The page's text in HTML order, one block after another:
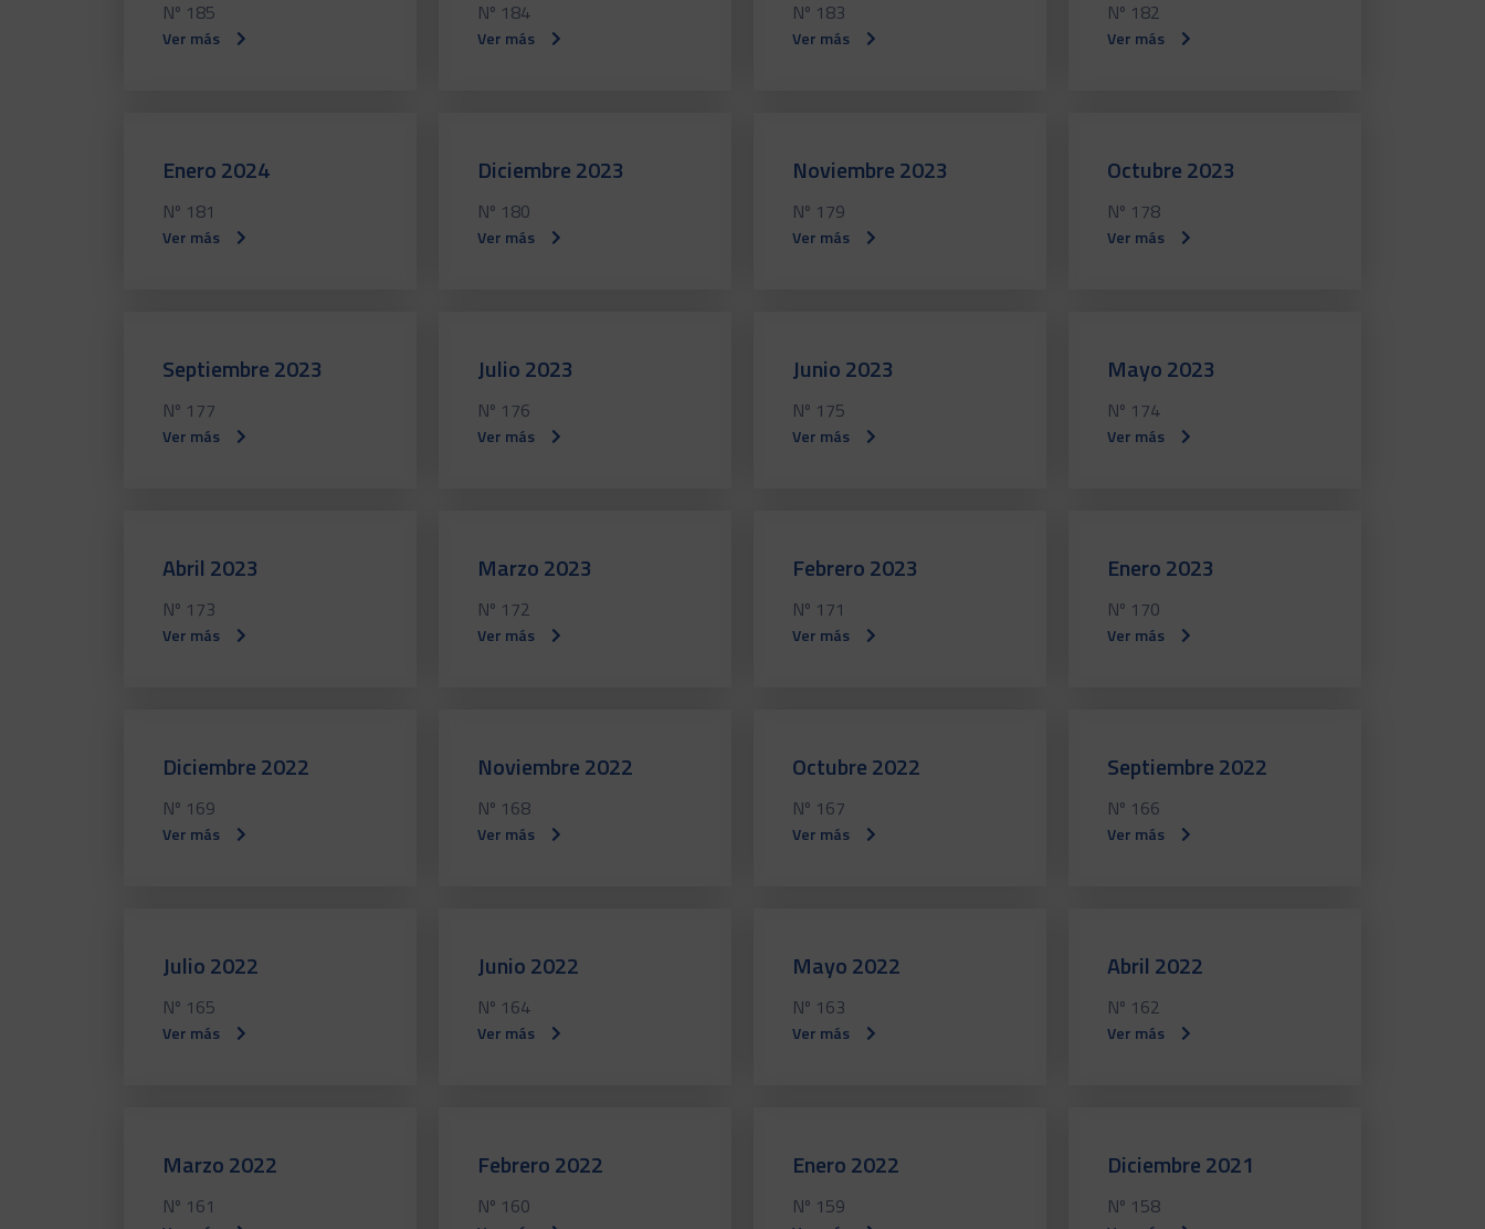
Nº 185
Ver más
Nº 184
Ver más
Nº 183
Ver más
Nº 182
Ver más
Enero 2024
Nº 181
Ver más
Diciembre 2023
Nº 180
Ver más
Noviembre 2023
Nº 179
Ver más
Octubre 2023
Nº 178
Ver más
Septiembre 2023
Nº 177
Ver más
Julio 2023
Nº 176
Ver más
Junio 2023
Nº 175
Ver más
Mayo 2023
Nº 174
Ver más
Abril 2023
Nº 173
Ver más
Marzo 2023
Nº 172
Ver más
Febrero 2023
Nº 171
Ver más
Enero 2023
Nº 170
Ver más
Diciembre 2022
Nº 169
Ver más
Noviembre 2022
Nº 168
Ver más
Octubre 2022
Nº 167
Ver más
Septiembre 2022
Nº 166
Ver más
Julio 2022
Nº 165
Ver más
Junio 2022
Nº 164
Ver más
Mayo 2022
Nº 163
Ver más
Abril 2022
Nº 162
Ver más
Marzo 2022
Nº 161
Febrero 2022
Nº 160
Enero 2022
Nº 159
Diciembre 2021
Nº 158